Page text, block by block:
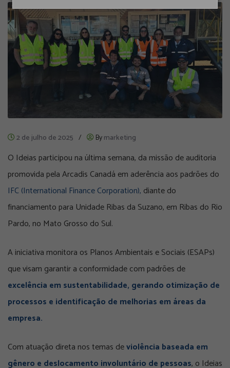
2 de julho de 2025 / Bymarketing
O Ideias participou na última semana, da missão de auditoria
promovida pela Arcadis Canadá em aderência aos padrões do
IFC (International Finance Corporation), diante do
financiamento para Unidade Ribas da Suzano, em Ribas do Rio
Pardo, no Mato Grosso do Sul.
A iniciativa monitora os Planos Ambientais e Sociais (ESAPs)
que visam garantir a conformidade com padrões de
excelência em sustentabilidade, gerando otimização de
processos e identificação de melhorias em áreas da
empresa.
Com atuação direta nos temas deviolência baseada em
gênero e deslocamento involuntário de pessoas, o Ideias